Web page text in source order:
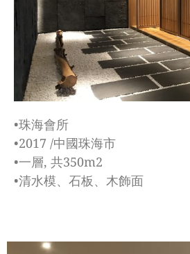
•珠海會所
•2017 /中國珠海市
•一層, 共350m2
•清水模、石板、木飾面